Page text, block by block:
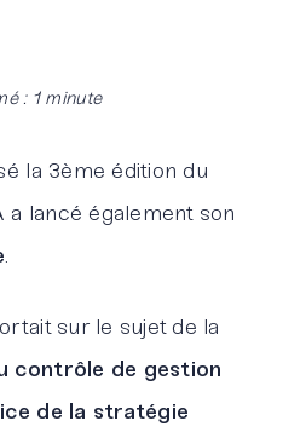
: 1 minute
la 3ème édition du
a lancé également son
.
sur le sujet de la
contrôle de gestion
de la stratégie